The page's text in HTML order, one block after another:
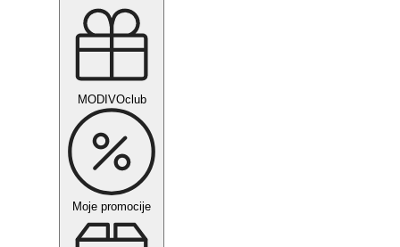
MODIVOclub
Moje promocije